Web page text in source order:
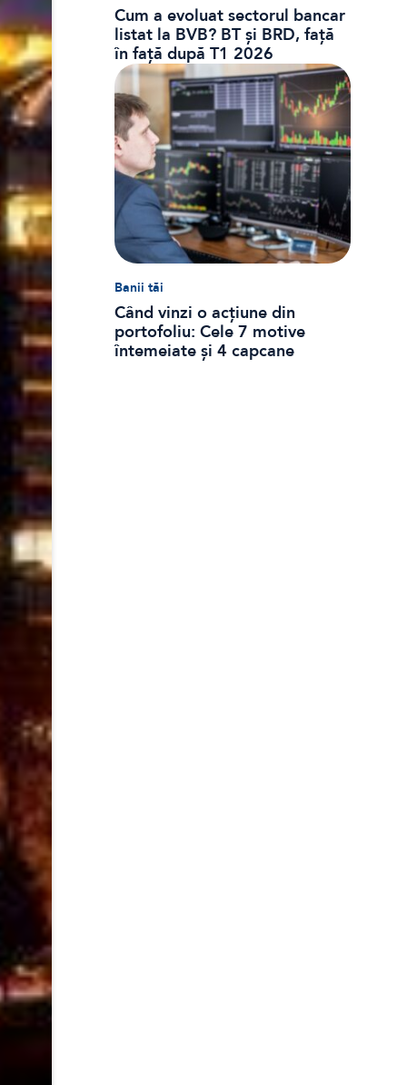
Cum a evoluat sectorul bancar
listat la BVB? BT și BRD, față
în față după T1 2026
Banii tăi
Când vinzi o acțiune din
portofoliu: Cele 7 motive
întemeiate și 4 capcane